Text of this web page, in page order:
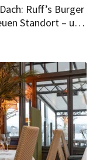
Ruff’s Burger
Standort – und